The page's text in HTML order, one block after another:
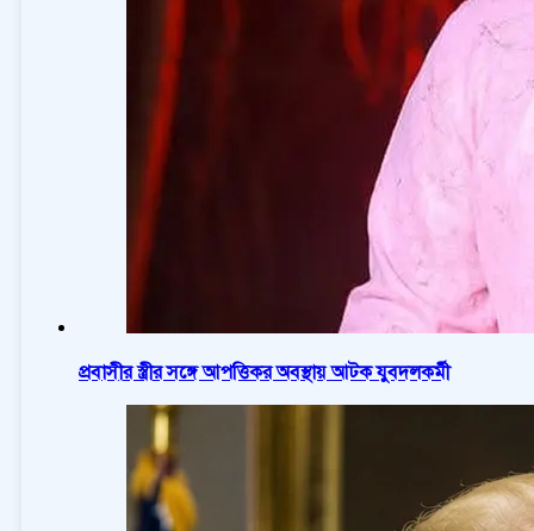
প্রবাসীর স্ত্রীর সঙ্গে আপত্তিকর অবস্থায় আটক যুবদলকর্মী